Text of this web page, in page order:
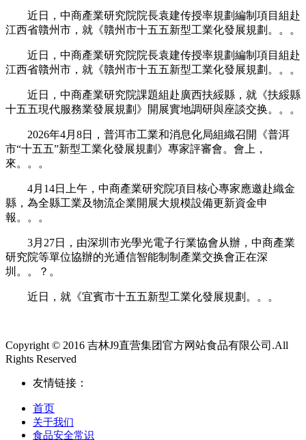
近日，中商產業研究院院長袁建传授率規劃編制項目組赴
江西省贛州市，就《贛州市十五五新型工業化發展規劃。。。
近日，中商產業研究院院長袁建传授率規劃編制項目組赴
江西省贛州市，就《贛州市十五五新型工業化發展規劃。。。
近日，中商產業研究院課題組赴廣西扶綏縣，就《扶綏縣
十五五現代服務業發展規劃》開展實地調研與座談交换。。。
2026年4月8日，普洱市工業和消息化局組織召開《普洱
市“十五五”新型工業化發展規劃》專家評審會。會上，
來。。。
4月14日上午，中商產業研究院項目核心專家應邀赴織金
縣，為全縣工業及物流企業開展大規模設備更新資金申
報。。。
3月27日，由深圳市光學光電子行業協會从辦，中商產業
研究院等單位協辦的光通信智能制制產業交换會正在深
圳。。？。
近日，就《宜賓市十五五新型工業化發展規劃。。。
Copyright © 2016 吉林J9直营集团官方网站食品有限公司.All
Rights Reserved
友情链接：
首页
关于我们
食品安全常识